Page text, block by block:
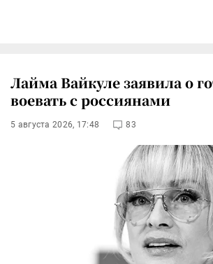
Лайма Вайкуле заявила о
воевать с россиянами
5 августа 2026, 17:48 83